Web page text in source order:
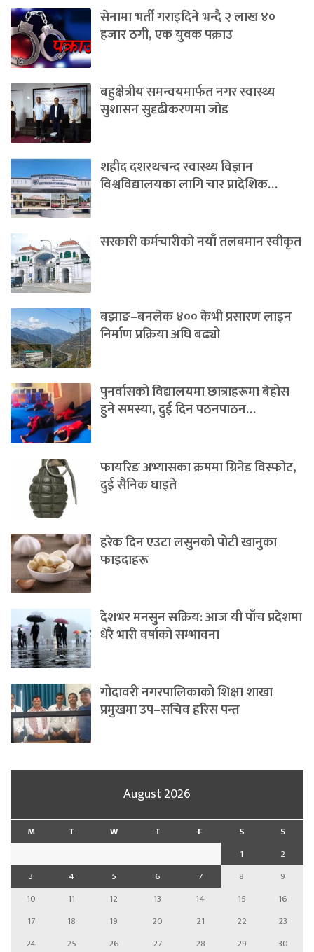
सेनामा भर्ती गराइदिने भन्दै २ लाख ४०
हजार ठगी, एक युवक पक्राउ
बहुक्षेत्रीय समन्वयमार्फत नगर स्वास्थ्य
सुशासन सुदृढीकरणमा जोड
शहीद दशरथचन्द स्वास्थ्य विज्ञान
विश्वविद्यालयका लागि चार प्रादेशिक…
सरकारी कर्मचारीको नयाँ तलबमान स्वीकृत
बझाङ–बनलेक ४०० केभी प्रसारण लाइन
निर्माण प्रक्रिया अघि बढ्यो
पुनर्वासको विद्यालयमा छात्राहरूमा बेहोस
हुने समस्या, दुई दिन पठनपाठन…
फायरिङ अभ्यासका क्रममा ग्रिनेड विस्फोट,
दुई सैनिक घाइते
हरेक दिन एउटा लसुनको पोटी खानुका
फाइदाहरू
देशभर मनसुन सक्रिय: आज यी पाँच प्रदेशमा
धेरै भारी वर्षाको सम्भावना
गोदावरी नगरपालिकाको शिक्षा शाखा
प्रमुखमा उप–सचिव हरिस पन्त
August 2026
M T W T F S
S
1
2
3
4 5 6 7 8
9
10
11 12 13 14 15
16
17
18 19 20 21 22
23
24
25 26 27 28 29
30